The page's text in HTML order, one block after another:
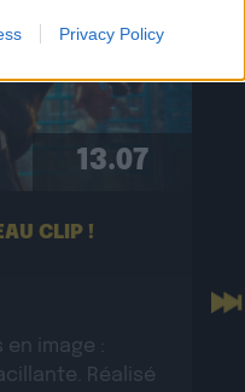
Privacy Policy
13.07
CLIP !
en image :
Réalisé